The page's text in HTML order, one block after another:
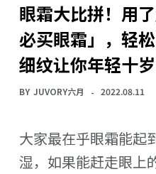
眼霜大比拼！用
必买眼霜」，轻
细纹让你年轻十岁
BY JUVORY六月 2022.08.11
大家最在乎眼霜能起
湿，如果能赶走眼上